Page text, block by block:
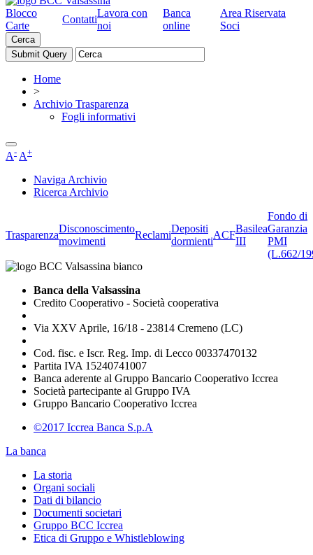
Blocco
Carte
Contatti
Lavora con
noi
Banca
online
Area Riservata
Soci
Cerca
Home
>
Archivio Trasparenza
Fogli informativi
A- A+
Naviga Archivio
Ricerca Archivio
Trasparenza
Disconoscimento
movimenti
Reclami
Depositi
dormienti
ACF
Basilea
III
Fondo di
Garanzia
PMI
(L.662/
Banca della Valsassina
Credito Cooperativo - Società cooperativa
Via XXV Aprile, 16/18 - 23814 Cremeno (LC)
Cod. fisc. e Iscr. Reg. Imp. di Lecco 00337470132
Partita IVA 15240741007
Banca aderente al Gruppo Bancario Cooperativo Iccrea
Società partecipante al Gruppo IVA
Gruppo Bancario Cooperativo Iccrea
©2017 Iccrea Banca S.p.A
La banca
La storia
Organi sociali
Dati di bilancio
Documenti societari
Gruppo BCC Iccrea
Etica di Gruppo e Whistleblowing